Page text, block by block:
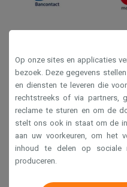
Op onze sites en applicaties
bezoek. Deze gegevens
en diensten te leveren die
rechtstreeks of via partners,
reclame te sturen en om de
stelt ons ook in staat om de
aan uw voorkeuren, om het
inhoud te delen op sociale
produceren.